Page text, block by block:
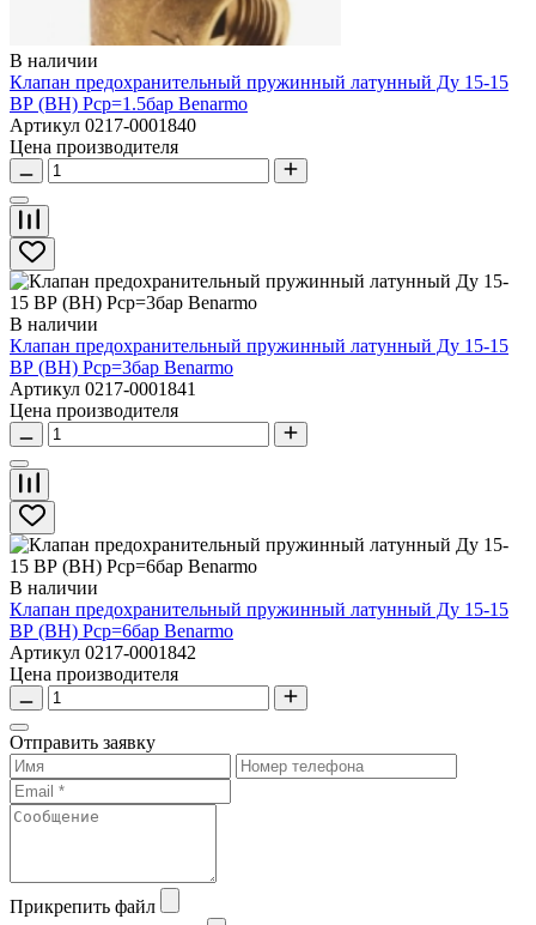
В наличии
Клапан предохранительный пружинный латунный Ду 15-15
ВР (ВН) Рср=1.5бар Benarmo
Артикул 0217-0001840
Цена производителя
В наличии
Клапан предохранительный пружинный латунный Ду 15-15
ВР (ВН) Рср=3бар Benarmo
Артикул 0217-0001841
Цена производителя
В наличии
Клапан предохранительный пружинный латунный Ду 15-15
ВР (ВН) Рср=6бар Benarmo
Артикул 0217-0001842
Цена производителя
Отправить заявку
Прикрепить файл